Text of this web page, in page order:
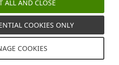
на ESET
r.o. – всички права запазени.
ALL AND CLOSE
COOKIES ONLY
COOKIES